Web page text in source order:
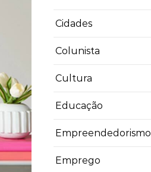
Cidades
Colunista
Cultura
Educação
Empreendedorismo
Emprego